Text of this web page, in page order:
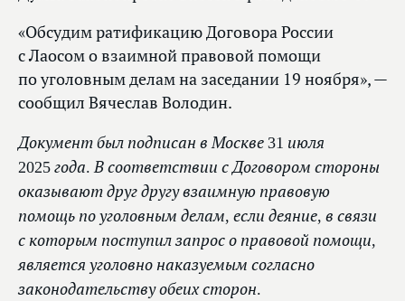
«Обсудим ратификацию Договора России
с Лаосом о взаимной правовой помощи
по уголовным делам на заседании 19 ноября», —
сообщил Вячеслав Володин.
Документ был подписан в Москве 31 июля
2025 года. В соответствии с Договором стороны
оказывают друг другу взаимную правовую
помощь по уголовным делам, если деяние, в связи
с которым поступил запрос о правовой помощи,
является уголовно наказуемым согласно
законодательству обеих сторон.